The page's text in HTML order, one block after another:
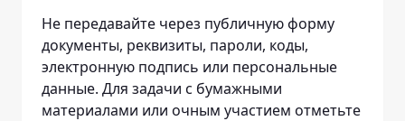
Не передавайте через публичную форму
документы, реквизиты, пароли, коды,
электронную подпись или персональные
данные. Для задачи с бумажными
материалами или очным участием отметьте